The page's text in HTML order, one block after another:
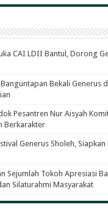
CAI LDII Bantul, Dorong
Bekali Generus
Pesantren Nur Aisyah
Berkarakter
Generus Sholeh, Siapkan
Sejumlah Tokoh Apresiasi
Silaturahmi Masyarakat